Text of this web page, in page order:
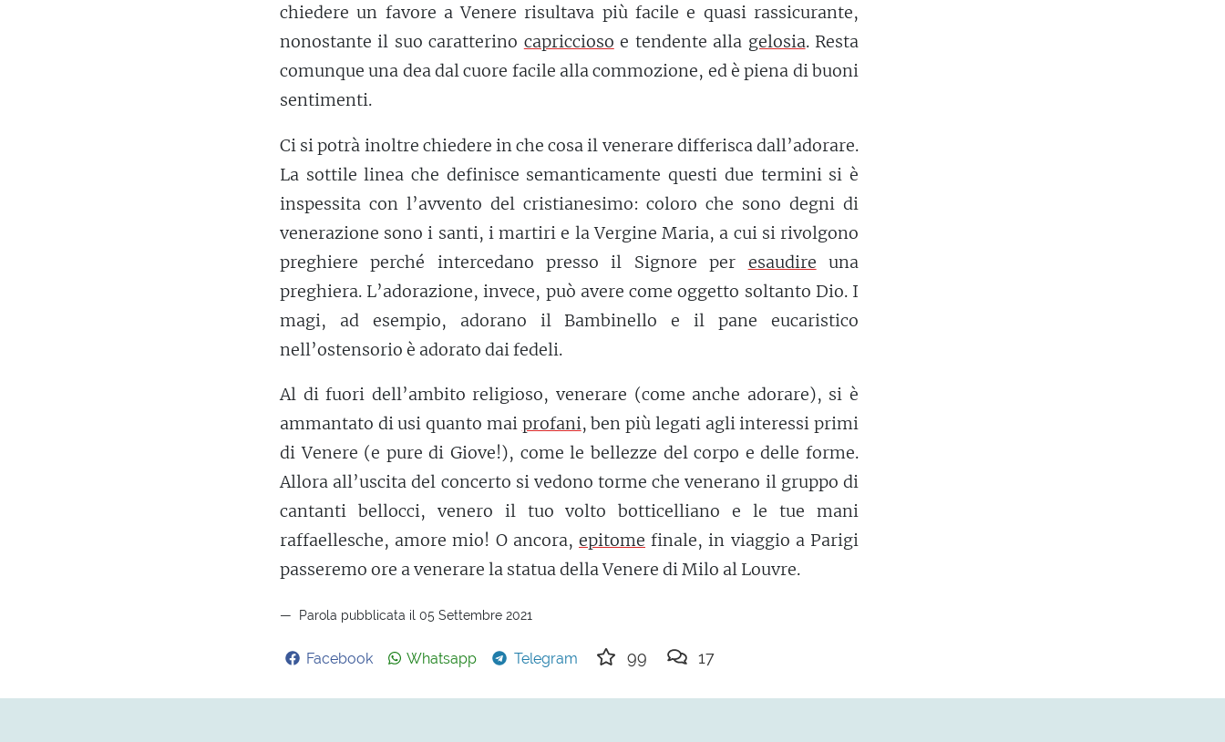
chiedere un favore a Venere risultava più facile e quasi rassicurante,
nonostante il suo caratterino capriccioso e tendente alla gelosia. Resta
comunque una dea dal cuore facile alla commozione, ed è piena di buoni
sentimenti.
Ci si potrà inoltre chiedere in che cosa il venerare differisca dall’adorare.
La sottile linea che definisce semanticamente questi due termini si è
inspessita con l’avvento del cristianesimo: coloro che sono degni di
venerazione sono i santi, i martiri e la Vergine Maria, a cui si rivolgono
preghiere perché intercedano presso il Signore per esaudire una
preghiera. L’adorazione, invece, può avere come oggetto soltanto Dio. I
magi, ad esempio, adorano il Bambinello e il pane eucaristico
nell’ostensorio è adorato dai fedeli.
Al di fuori dell’ambito religioso, venerare (come anche adorare), si è
ammantato di usi quanto mai profani, ben più legati agli interessi primi
di Venere (e pure di Giove!), come le bellezze del corpo e delle forme.
Allora all’uscita del concerto si vedono torme che venerano il gruppo di
cantanti bellocci, venero il tuo volto botticelliano e le tue mani
raffaellesche, amore mio! O ancora, epitome finale, in viaggio a Parigi
passeremo ore a venerare la statua della Venere di Milo al Louvre.
Parola pubblicata il 05 Settembre 2021
Facebook Whatsapp Telegram 99 17